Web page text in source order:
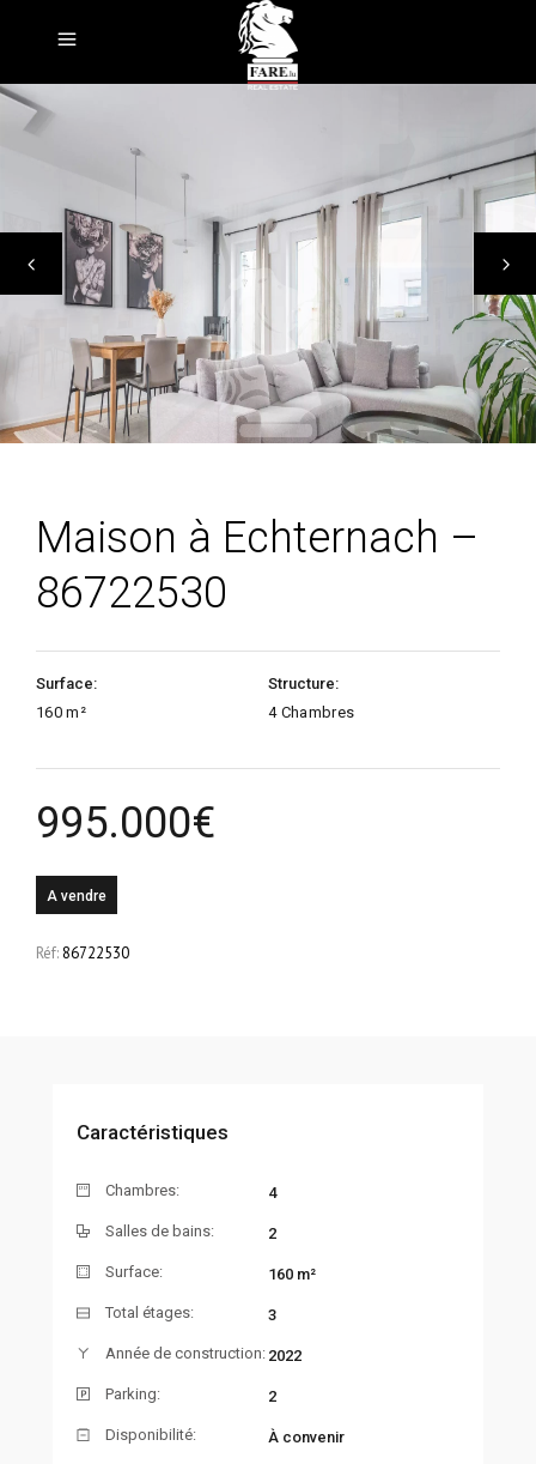
Maison à Echternach –
86722530
Surface:
160 m²
Structure:
4 Chambres
995.000€
A vendre
Réf: 86722530
Caractéristiques
Chambres: 4
Salles de bains: 2
Surface: 160 m²
Total étages: 3
Année de construction: 2022
Parking: 2
Disponibilité: À convenir